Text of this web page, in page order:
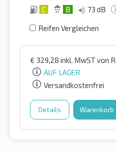
C B 73 dB
Reifen Vergleichen
€ 329,28 inkl. MwSTvon
AUF LAGER
Versandkostenfrei
Details Warenkorb